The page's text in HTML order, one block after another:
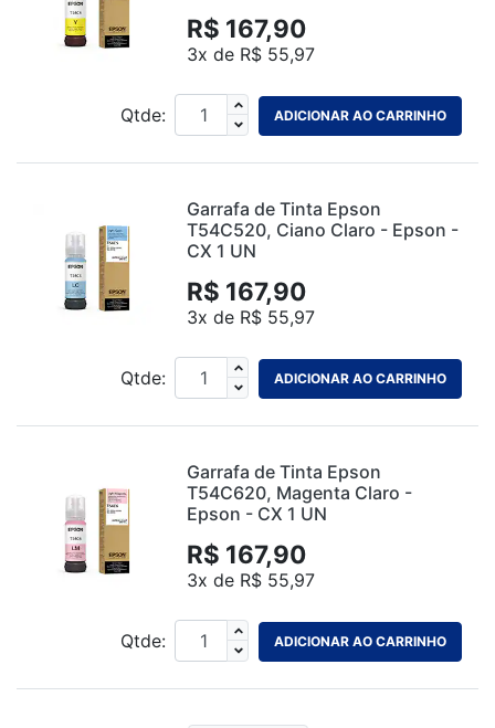
R$ 167,90
3x de R$ 55,97
Qtde: ADICIONAR AO CARRINHO
Garrafa de Tinta Epson
T54C520, Ciano Claro - Epson -
CX 1 UN
R$ 167,90
3x de R$ 55,97
Qtde: ADICIONAR AO CARRINHO
Garrafa de Tinta Epson
T54C620, Magenta Claro -
Epson - CX 1 UN
R$ 167,90
3x de R$ 55,97
Qtde: ADICIONAR AO CARRINHO